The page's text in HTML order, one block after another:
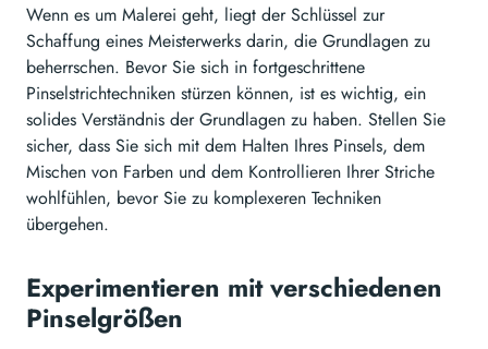
Wenn es um Malerei geht, liegt der Schlüssel zur
Schaffung eines Meisterwerks darin, die Grundlagen zu
beherrschen. Bevor Sie sich in fortgeschrittene
Pinselstrichtechniken stürzen können, ist es wichtig, ein
solides Verständnis der Grundlagen zu haben. Stellen Sie
sicher, dass Sie sich mit dem Halten Ihres Pinsels, dem
Mischen von Farben und dem Kontrollieren Ihrer Striche
wohlfühlen, bevor Sie zu komplexeren Techniken
übergehen.
Experimentieren mit verschiedenen
Pinselgrößen